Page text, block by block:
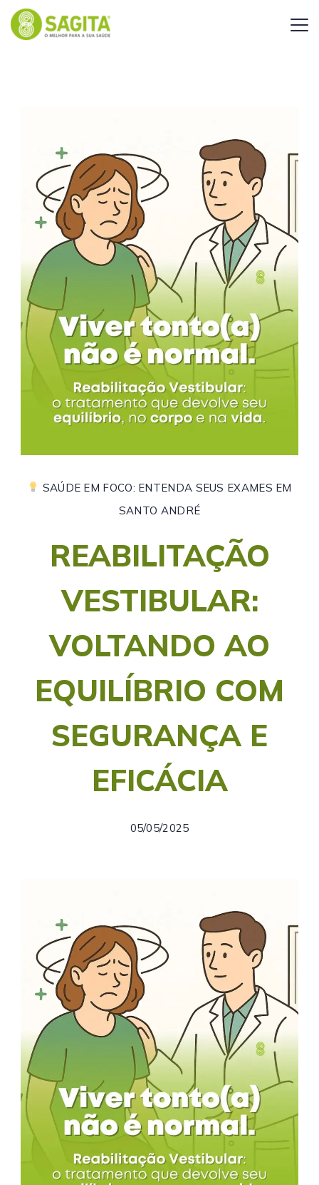
SAÚDE EM FOCO: ENTENDA SEUS EXAMES EM
SANTO ANDRÉ
REABILITAÇÃO
VESTIBULAR:
VOLTANDO AO
EQUILÍBRIO COM
SEGURANÇA E
EFICÁCIA
05/05/2025